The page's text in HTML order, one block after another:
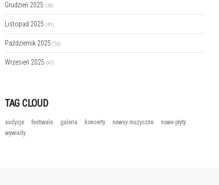
Grudzień 2025 (30)
Listopad 2025 (41)
Październik 2025 (56)
Wrzesień 2025 (47)
TAG CLOUD
audycje festiwale galeria koncerty newsy muzyczne
nowe płyty
wywiady